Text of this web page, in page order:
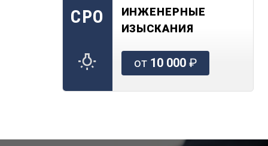
СРО
ИНЖЕНЕРНЫЕ
ИЗЫСКАНИЯ
от 10 000₽